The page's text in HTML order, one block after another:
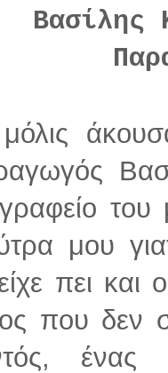
Βασίλης
του
μου
πει και
που δεν